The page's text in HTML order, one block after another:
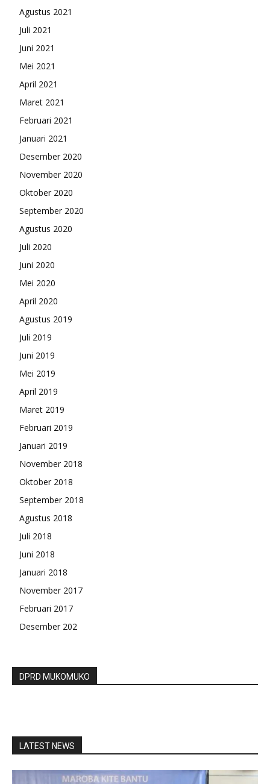
Agustus 2021
Juli 2021
Juni 2021
Mei 2021
April 2021
Maret 2021
Februari 2021
Januari 2021
Desember 2020
November 2020
Oktober 2020
September 2020
Agustus 2020
Juli 2020
Juni 2020
Mei 2020
April 2020
Agustus 2019
Juli 2019
Juni 2019
Mei 2019
April 2019
Maret 2019
Februari 2019
Januari 2019
November 2018
Oktober 2018
September 2018
Agustus 2018
Juli 2018
Juni 2018
Januari 2018
November 2017
Februari 2017
Desember 202
DPRD MUKOMUKO
LATEST NEWS